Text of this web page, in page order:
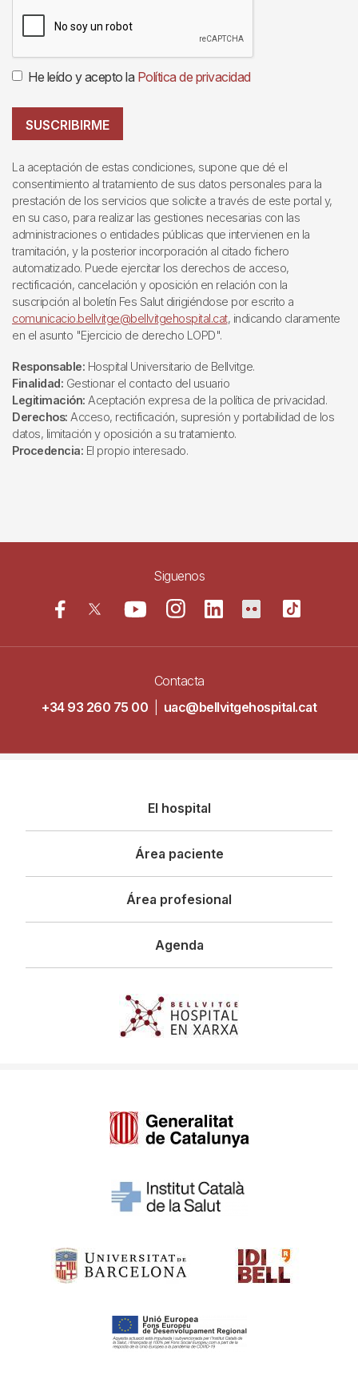
He leído y acepto la Política de privacidad
SUSCRIBIRME
La aceptación de estas condiciones, supone que dé el
consentimiento al tratamiento de sus datos personales para la
prestación de los servicios que solicite a través de este portal y,
en su caso, para realizar las gestiones necesarias con las
administraciones o entidades públicas que intervienen en la
tramitación, y la posterior incorporación al citado fichero
automatizado. Puede ejercitar los derechos de acceso,
rectificación, cancelación y oposición en relación con la
suscripción al boletín Fes Salut dirigiéndose por escrito a
comunicacio.bellvitge@bellvitgehospital.cat, indicando claramente
en el asunto "Ejercicio de derecho LOPD".
Responsable: Hospital Universitario de Bellvitge.
Finalidad: Gestionar el contacto del usuario
Legitimación: Aceptación expresa de la política de privacidad.
Derechos: Acceso, rectificación, supresión y portabilidad de los
datos, limitación y oposición a su tratamiento.
Procedencia: El propio interesado.
Siguenos
Contacta
+34 93 260 75 00
uac@bellvitgehospital.cat
principal
El hospital
Área paciente
Área profesional
Agenda